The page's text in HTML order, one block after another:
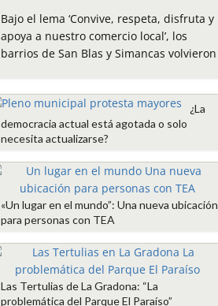
c
e
b
k
i
t
t
a
t
s
p
a
l
m
p
a
r
i
r
Bajo el lema ‘Convive, respeta, disfruta y
apoya a nuestro comercio local’, los
barrios de San Blas y Simancas volvieron
¿La
democracia actual está agotada o solo
necesita actualizarse?
«Un lugar en el mundo”: Una nueva ubicación
para personas con TEA
Las Tertulias de La Gradona: “La
problemática del Parque El Paraíso”